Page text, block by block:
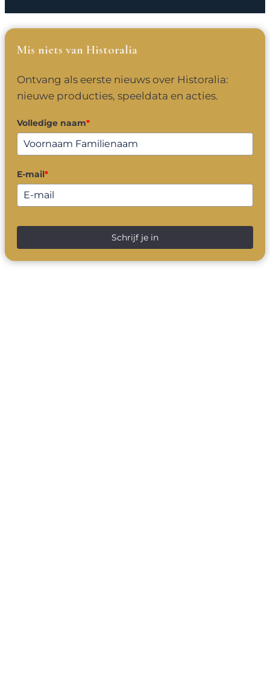
Mis niets van Historalia
Ontvang als eerste nieuws over Historalia:
nieuwe producties, speeldata en acties.
Volledige naam*
E-mail*
Schrijf je in